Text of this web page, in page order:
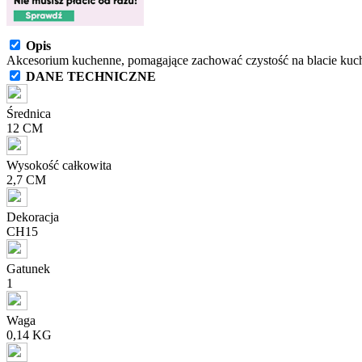
Opis
Akcesorium kuchenne, pomagające zachować czystość na blacie
DANE TECHNICZNE
Średnica
12 CM
Wysokość całkowita
2,7 CM
Dekoracja
CH15
Gatunek
1
Waga
0,14 KG